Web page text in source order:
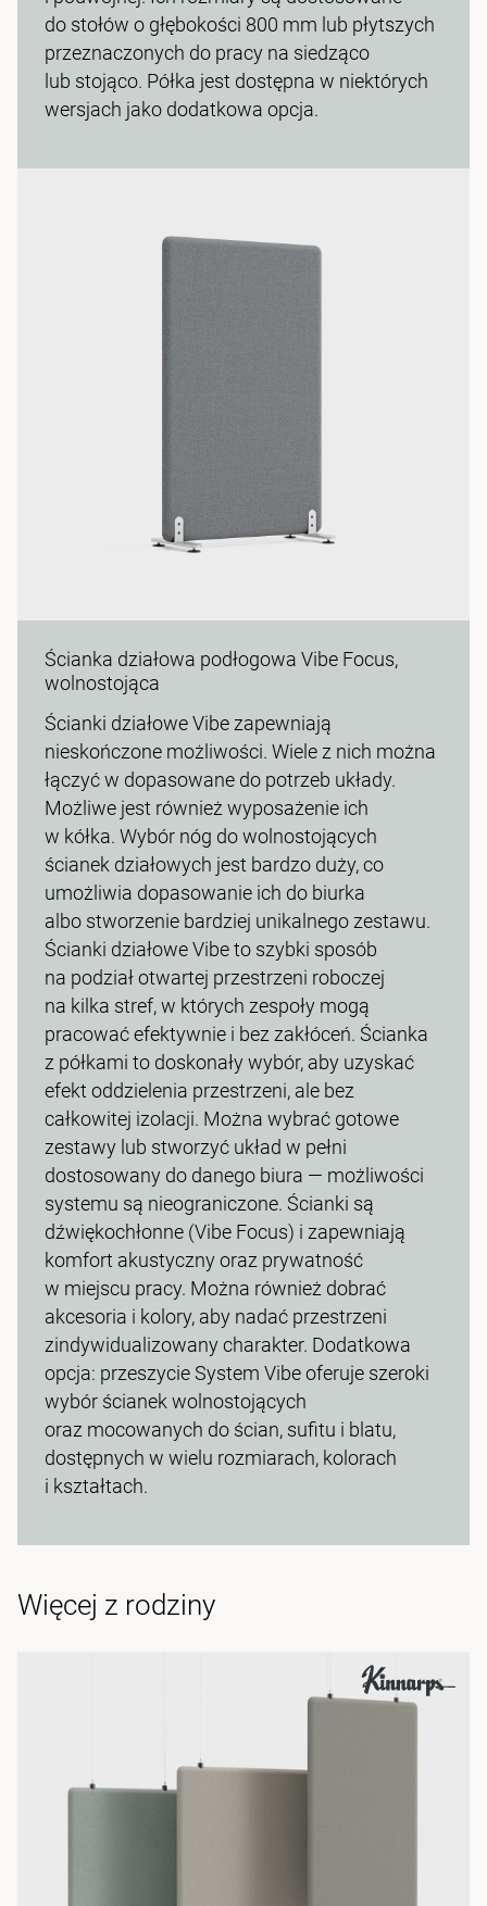
do stołów o głębokości 800 mm lub płytszych
przeznaczonych do pracy na siedząco
lub stojąco. Półka jest dostępna w niektórych
wersjach jako dodatkowa opcja.
Ścianka działowa podłogowa Vibe Focus,
wolnostojąca
Ścianki działowe Vibe zapewniają
nieskończone możliwości. Wiele z nich można
łączyć w dopasowane do potrzeb układy.
Możliwe jest również wyposażenie ich
w kółka. Wybór nóg do wolnostojących
ścianek działowych jest bardzo duży, co
umożliwia dopasowanie ich do biurka
albo stworzenie bardziej unikalnego zestawu.
Ścianki działowe Vibe to szybki sposób
na podział otwartej przestrzeni roboczej
na kilka stref, w których zespoły mogą
pracować efektywnie i bez zakłóceń. Ścianka
z półkami to doskonały wybór, aby uzyskać
efekt oddzielenia przestrzeni, ale bez
całkowitej izolacji. Można wybrać gotowe
zestawy lub stworzyć układ w pełni
dostosowany do danego biura — możliwości
systemu są nieograniczone. Ścianki są
dźwiękochłonne (Vibe Focus) i zapewniają
komfort akustyczny oraz prywatność
w miejscu pracy. Można również dobrać
akcesoria i kolory, aby nadać przestrzeni
zindywidualizowany charakter. Dodatkowa
opcja: przeszycie System Vibe oferuje szeroki
wybór ścianek wolnostojących
oraz mocowanych do ścian, sufitu i blatu,
dostępnych w wielu rozmiarach, kolorach
i kształtach.
Więcej z rodziny